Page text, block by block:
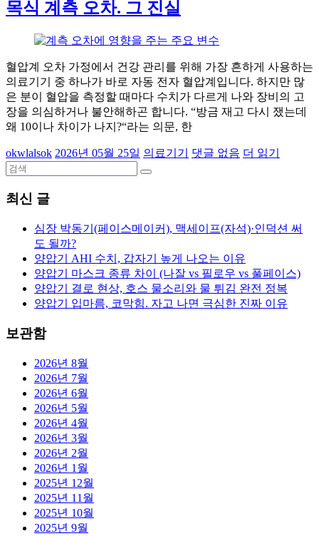
목식 계측 오차. 그 진실
혈압계 오차 가정에서 건강 관리를 위해 가장 흔하게 사용하는
의료기기 중 하나가 바로 자동 전자 혈압계입니다. 하지만 많
은 분이 혈압을 측정할 때마다 수치가 다르게 나와 장비의 고
장을 의심하거나 불안해하곤 합니다. “방금 재고 다시 쟀는데
왜 10이나 차이가 나지?“라는 의문, 한
okwlalsok 2026년 05월 25일 의료기기 댓글 없음 더 읽기
최신 글
심장 박동기(페이스메이커), 맥세이프(자석)·인덕션 써
도 될까?
양압기 AHI 수치, 갑자기 높게 나오는 이유
양압기 마스크 종류 차이 (나잘 vs 필로우 vs 풀페이스)
양압기 결로 현상, 호스 물소리와 물 튀김 완전 정복
양압기 입마름, 코막힘. 자고 나면 극심한 진짜 이유
보관함
2026년 8월
2026년 7월
2026년 6월
2026년 5월
2026년 4월
2026년 3월
2026년 2월
2026년 1월
2025년 12월
2025년 11월
2025년 10월
2025년 9월